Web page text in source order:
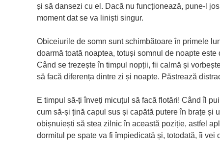
și să dansezi cu el. Dacă nu funcționează, pune-l
moment dat se va liniști singur.
Obiceiurile de somn sunt schimbătoare în primele
doarmă toată noaptea, totuși somnul de noapte
Când se trezește în timpul nopții, fii calmă și
să facă diferența dintre zi și noapte. Păstrează
E timpul să-ți înveți micuțul să facă flotări! Când îl
cum să-și țină capul sus și capătă putere în brațe și
obișnuiești să stea zilnic în această poziție, astfel
dormitul pe spate va fi împiedicată și, totodată, îi vei